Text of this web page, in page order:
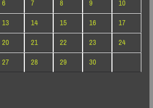
6 7 8 9
10
13 14 15 16
17
20 21 22 23
24
27 28 29
30